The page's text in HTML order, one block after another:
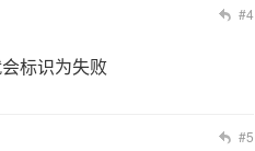
#4
标识为失败
#5